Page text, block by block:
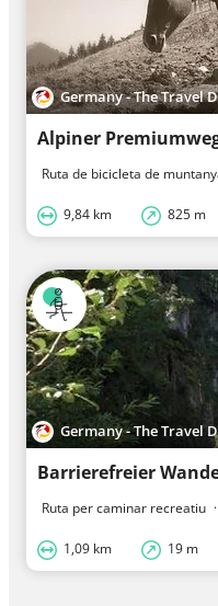
Germany - The Travel
Alpiner
Ruta de bicicleta de
9,84 km 825 m
Germany - The Travel
Barrierefreier
Ruta per caminar recreatiu ·
1,09 km 19 m